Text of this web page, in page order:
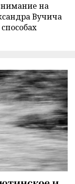
на
Вучича